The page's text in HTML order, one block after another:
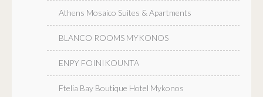
Athens Mosaico Suites & Apartments
BLANCO ROOMS MYKONOS
ENPY FOINIKOUNTA
Ftelia Bay Boutique Hotel Mykonos